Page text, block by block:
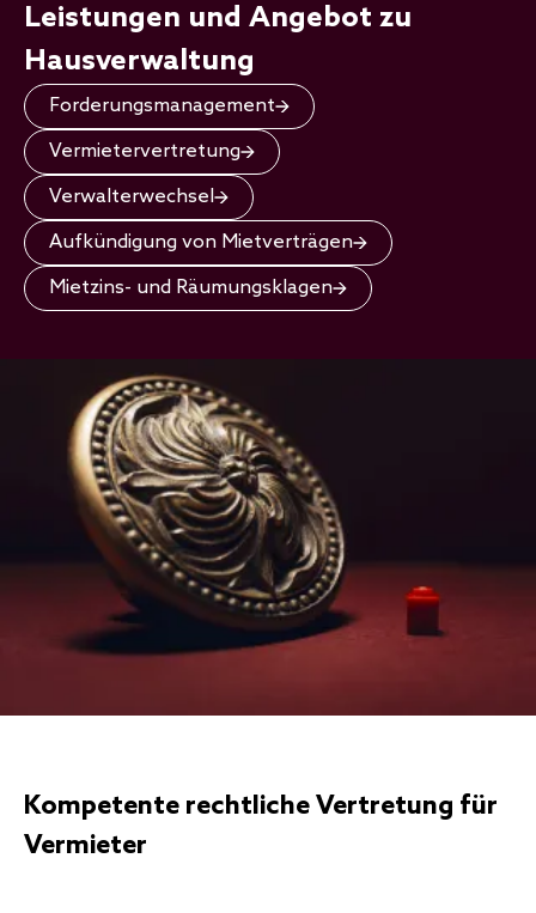
Leistungen und Angebot zu
Hausverwaltung
Forderungsmanagement
Vermietervertretung
Verwalterwechsel
Aufkündigung von Mietverträgen
Mietzins- und Räumungsklagen
Kompetente rechtliche Vertretung für
Vermieter